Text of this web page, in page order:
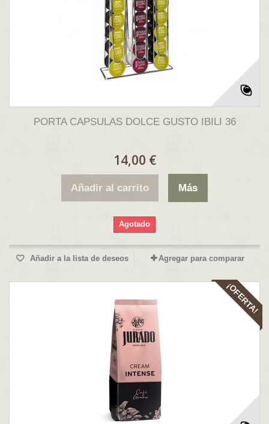
PORTA CAPSULAS DOLCE GUSTO IBILI 36
14,00 €
Añadir al carrito Más
Agotado
Añadir a la lista de deseos Agregar para comparar
¡OFERTA!